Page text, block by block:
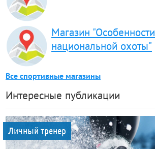
Магазин "Особенности
национальной охоты"
Все спортивные магазины
Интересные публикации
Личный тренер